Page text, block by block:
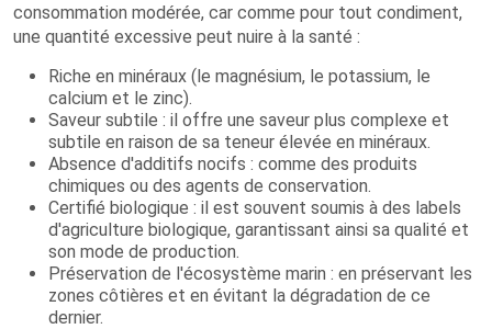
consommation modérée, car comme pour tout condiment,
une quantité excessive peut nuire à la santé :
Riche en minéraux (le magnésium, le potassium, le
calcium et le zinc).
Saveur subtile : il offre une saveur plus complexe et
subtile en raison de sa teneur élevée en minéraux.
Absence d'additifs nocifs : comme des produits
chimiques ou des agents de conservation.
Certifié biologique : il est souvent soumis à des labels
d'agriculture biologique, garantissant ainsi sa qualité et
son mode de production.
Préservation de l'écosystème marin : en préservant les
zones côtières et en évitant la dégradation de ce
dernier.